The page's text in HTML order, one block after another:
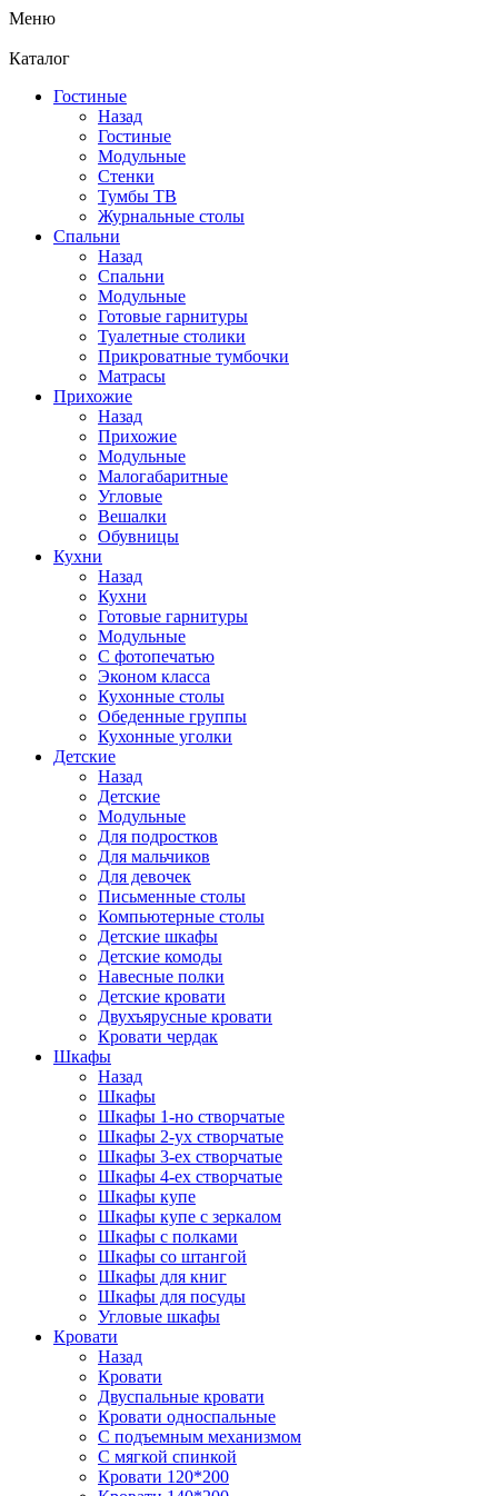
Меню
Каталог
Гостиные
Назад
Гостиные
Модульные
Стенки
Тумбы ТВ
Журнальные столы
Спальни
Назад
Спальни
Модульные
Готовые гарнитуры
Туалетные столики
Прикроватные тумбочки
Матрасы
Прихожие
Назад
Прихожие
Модульные
Малогабаритные
Угловые
Вешалки
Обувницы
Кухни
Назад
Кухни
Готовые гарнитуры
Модульные
С фотопечатью
Эконом класса
Кухонные столы
Обеденные группы
Кухонные уголки
Детские
Назад
Детские
Модульные
Для подростков
Для мальчиков
Для девочек
Письменные столы
Компьютерные столы
Детские шкафы
Детские комоды
Навесные полки
Детские кровати
Двухъярусные кровати
Кровати чердак
Шкафы
Назад
Шкафы
Шкафы 1-но створчатые
Шкафы 2-ух створчатые
Шкафы 3-ех створчатые
Шкафы 4-ех створчатые
Шкафы купе
Шкафы купе с зеркалом
Шкафы с полками
Шкафы со штангой
Шкафы для книг
Шкафы для посуды
Угловые шкафы
Кровати
Назад
Кровати
Двуспальные кровати
Кровати односпальные
С подъемным механизмом
С мягкой спинкой
Кровати 120*200